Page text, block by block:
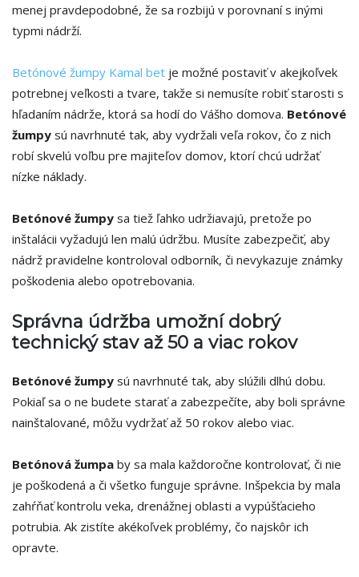
menej pravdepodobné, že sa rozbijú v porovnaní s inými
typmi nádrží.
Betónové žumpy Kamal bet je možné postaviť v akejkoľvek
potrebnej veľkosti a tvare, takže si nemusíte robiť starosti s
hľadaním nádrže, ktorá sa hodí do Vášho domova. Betónové
žumpy sú navrhnuté tak, aby vydržali veľa rokov, čo z nich
robí skvelú voľbu pre majiteľov domov, ktorí chcú udržať
nízke náklady.
Betónové žumpy sa tiež ľahko udržiavajú, pretože po
inštalácii vyžadujú len malú údržbu. Musíte zabezpečiť, aby
nádrž pravidelne kontroloval odborník, či nevykazuje známky
poškodenia alebo opotrebovania.
Správna údržba umožní dobrý
technický stav až 50 a viac rokov
Betónové žumpy sú navrhnuté tak, aby slúžili dlhú dobu.
Pokiaľ sa o ne budete starať a zabezpečíte, aby boli správne
nainštalované, môžu vydržať až 50 rokov alebo viac.
Betónová žumpa by sa mala každoročne kontrolovať, či nie
je poškodená a či všetko funguje správne. Inšpekcia by mala
zahŕňať kontrolu veka, drenážnej oblasti a vypúšťacieho
potrubia. Ak zistíte akékoľvek problémy, čo najskôr ich
opravte.